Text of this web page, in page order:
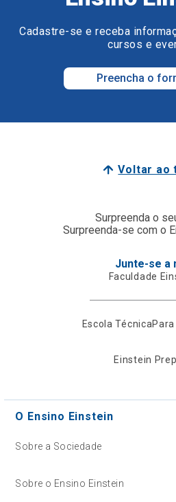
Cadastre-se e receba
cursos e
Preencha o
Voltar ao
Surpreenda o
Surpreenda-se com o
Junte-se a
Faculdade
Escola Técnica
Einstein
O Ensino Einstein
Sobre a Sociedade
Sobre o Ensino Einstein